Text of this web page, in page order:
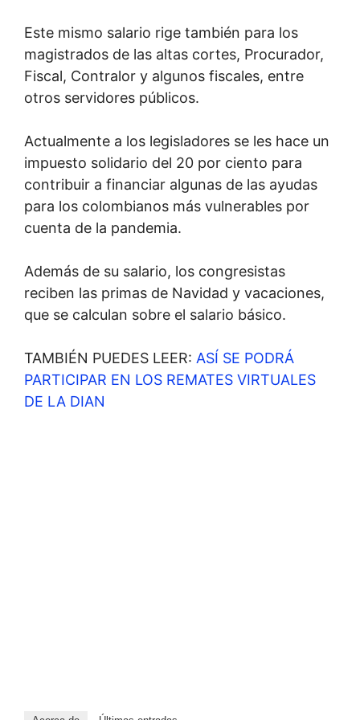
Este mismo salario rige también para los
magistrados de las altas cortes, Procurador,
Fiscal, Contralor y algunos fiscales, entre
otros servidores públicos.
Actualmente a los legisladores se les hace un
impuesto solidario del 20 por ciento para
contribuir a financiar algunas de las ayudas
para los colombianos más vulnerables por
cuenta de la pandemia.
Además de su salario, los congresistas
reciben las primas de Navidad y vacaciones,
que se calculan sobre el salario básico.
TAMBIÉN PUEDES LEER: ASÍ SE PODRÁ
PARTICIPAR EN LOS REMATES VIRTUALES
DE LA DIAN